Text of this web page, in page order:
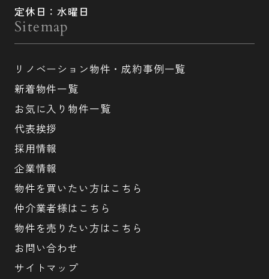
定休日：水曜日
Sitemap
リノベーション物件・成約事例一覧
新着物件一覧
お気に入り物件一覧
代表挨拶
採用情報
企業情報
物件を買いたい方はこちら
仲介業者様はこちら
物件を売りたい方はこちら
お問い合わせ
サイトマップ